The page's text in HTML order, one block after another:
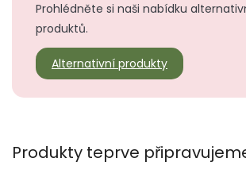
Prohlédněte si naši nabídku
produktů.
Alternativní produkty
Produkty teprve